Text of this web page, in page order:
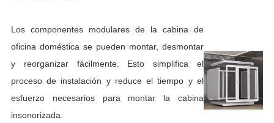
Los componentes modulares de la cabina de
oficina doméstica se pueden montar, desmontar
y reorganizar fácilmente. Esto simplifica el
proceso de instalación y reduce el tiempo y el
esfuerzo necesarios para montar la cabina
insonorizada.